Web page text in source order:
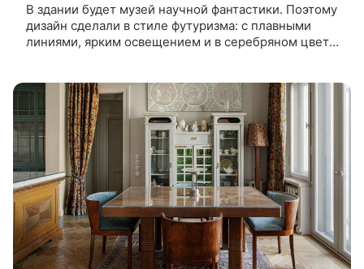
В здании будет музей научной фантастики. Поэтому
дизайн сделали в стиле футуризма: с плавными
линиями, ярким освещением и в серебряном цвете.